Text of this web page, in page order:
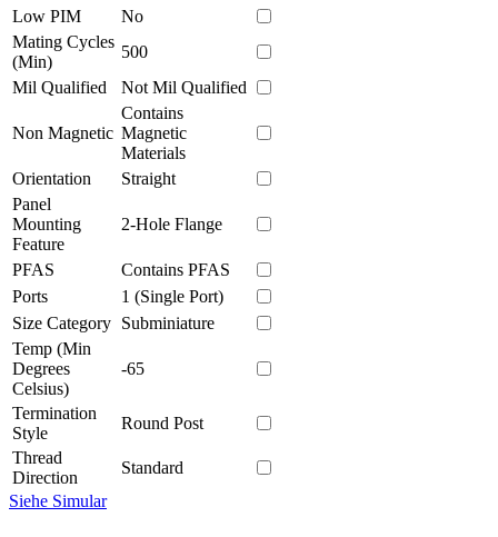
Low PIM
No
Mating Cycles
(Min)
500
Mil Qualified
Not Mil Qualified
Non Magnetic
Contains
Magnetic
Materials
Orientation
Straight
Panel
Mounting
Feature
2-Hole Flange
PFAS
Contains PFAS
Ports
1 (Single Port)
Size Category Subminiature
Temp (Min
Degrees
Celsius)
-65
Termination
Style
Round Post
Thread
Direction
Standard
Siehe Simular